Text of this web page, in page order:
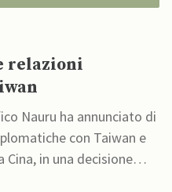
relazioni
Nauru ha annunciato di
con Taiwan e
in una decisione